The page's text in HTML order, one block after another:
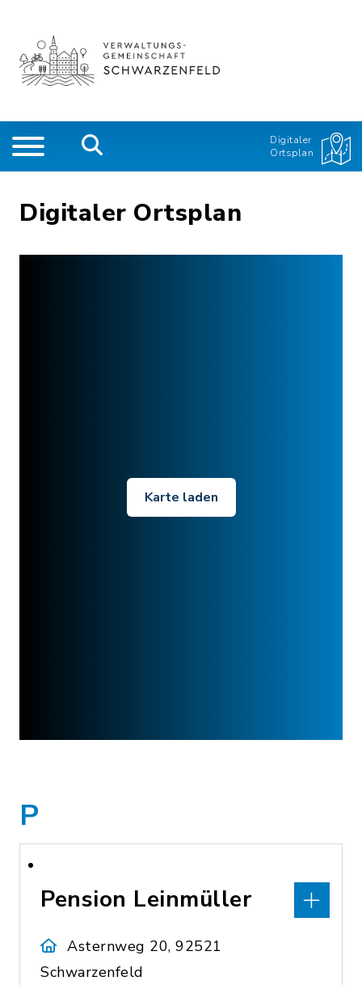
Digitaler
Ortsplan
Digitaler Ortsplan
Karte laden
P
Pension Leinmüller
Asternweg 20, 92521
Schwarzenfeld